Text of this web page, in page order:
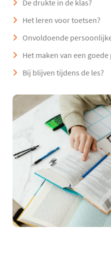
De drukte in de klas?
Het leren voor toetsen?
Onvoldoende
Het maken van een
Bij blijven tijdens de les?